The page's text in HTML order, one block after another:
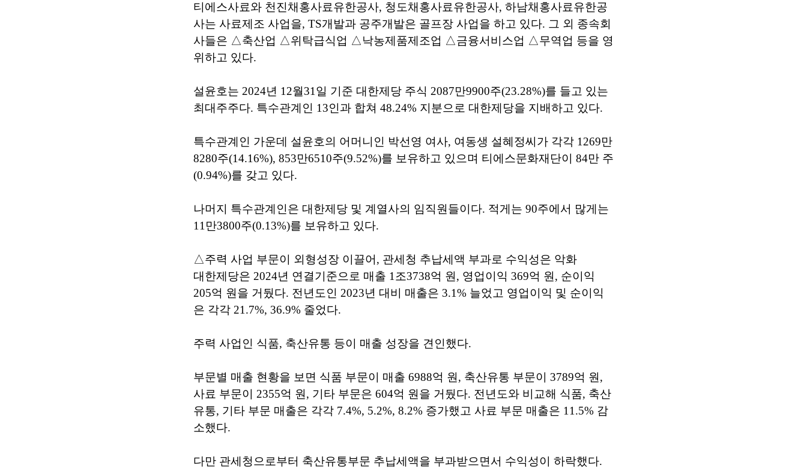
티에스사료와 천진채홍사료유한공사, 청도채홍사료유한공사, 하남채홍사료유한공
사는 사료제조 사업을, TS개발과 공주개발은 골프장 사업을 하고 있다. 그 외 종속회
사들은 △축산업 △위탁급식업 △낙농제품제조업 △금융서비스업 △무역업 등을 영
위하고 있다.
설윤호는 2024년 12월31일 기준 대한제당 주식 2087만9900주(23.28%)를 들고 있는
최대주주다. 특수관계인 13인과 합쳐 48.24% 지분으로 대한제당을 지배하고 있다.
특수관계인 가운데 설윤호의 어머니인 박선영 여사, 여동생 설혜정씨가 각각 1269만
8280주(14.16%), 853만6510주(9.52%)를 보유하고 있으며 티에스문화재단이 84만 주
(0.94%)를 갖고 있다.
나머지 특수관계인은 대한제당 및 계열사의 임직원들이다. 적게는 90주에서 많게는
11만3800주(0.13%)를 보유하고 있다.
△주력 사업 부문이 외형성장 이끌어, 관세청 추납세액 부과로 수익성은 악화
대한제당은 2024년 연결기준으로 매출 1조3738억 원, 영업이익 369억 원, 순이익
205억 원을 거뒀다. 전년도인 2023년 대비 매출은 3.1% 늘었고 영업이익 및 순이익
은 각각 21.7%, 36.9% 줄었다.
주력 사업인 식품, 축산유통 등이 매출 성장을 견인했다.
부문별 매출 현황을 보면 식품 부문이 매출 6988억 원, 축산유통 부문이 3789억 원,
사료 부문이 2355억 원, 기타 부문은 604억 원을 거뒀다. 전년도와 비교해 식품, 축산
유통, 기타 부문 매출은 각각 7.4%, 5.2%, 8.2% 증가했고 사료 부문 매출은 11.5% 감
소했다.
다만 관세청으로부터 축산유통부문 추납세액을 부과받으면서 수익성이 하락했다.